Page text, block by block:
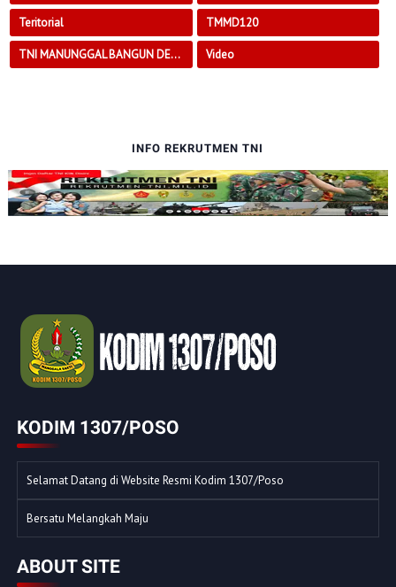
Teritorial TMMD120
TNI MANUNGGAL BANGUN DESA Video
INFO REKRUTMEN TNI
KODIM 1307/POSO
Selamat Datang di Website Resmi Kodim 1307/Poso
Bersatu Melangkah Maju
ABOUT SITE